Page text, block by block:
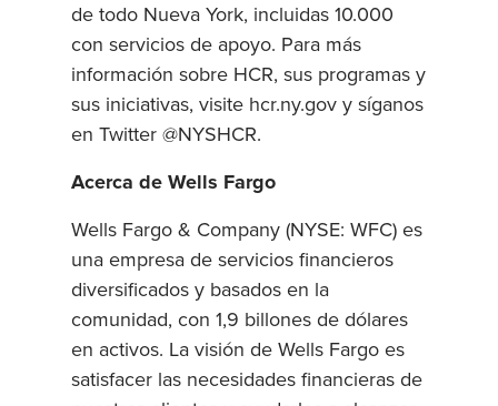
de todo Nueva York, incluidas 10.000
con servicios de apoyo. Para más
información sobre HCR, sus programas y
sus iniciativas, visite hcr.ny.gov y síganos
en Twitter @NYSHCR.
Acerca de Wells Fargo
Wells Fargo & Company (NYSE: WFC) es
una empresa de servicios financieros
diversificados y basados en la
comunidad, con 1,9 billones de dólares
en activos. La visión de Wells Fargo es
satisfacer las necesidades financieras de